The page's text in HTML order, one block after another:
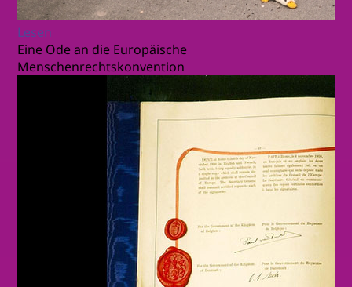
Lesen
Eine Ode an die Europäische
Menschenrechtskonvention